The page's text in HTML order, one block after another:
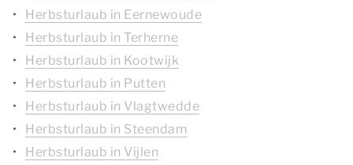
Herbsturlaub in Eernewoude
Herbsturlaub in Terherne
Herbsturlaub in Kootwijk
Herbsturlaub in Putten
Herbsturlaub in Vlagtwedde
Herbsturlaub in Steendam
Herbsturlaub in Vijlen